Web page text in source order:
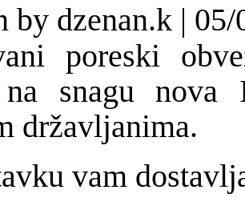
by dzenan.k | 05/
poreski
na snagu nova
državljanima.
vam